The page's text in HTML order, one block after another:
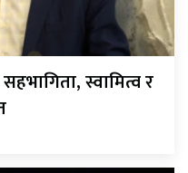
स्वामित्व र